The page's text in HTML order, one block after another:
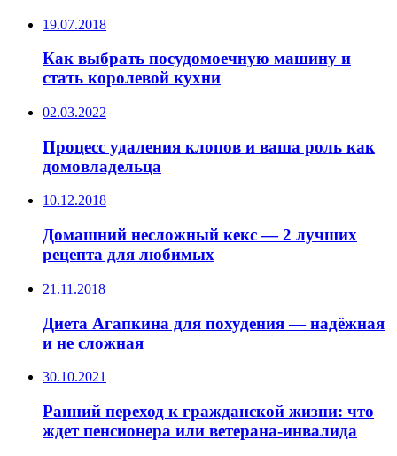
19.07.2018
Как выбрать посудомоечную машину и
стать королевой кухни
02.03.2022
Процесс удаления клопов и ваша роль как
домовладельца
10.12.2018
Домашний несложный кекс — 2 лучших
рецепта для любимых
21.11.2018
Диета Агапкина для похудения — надёжная
и не сложная
30.10.2021
Ранний переход к гражданской жизни: что
ждет пенсионера или ветерана-инвалида